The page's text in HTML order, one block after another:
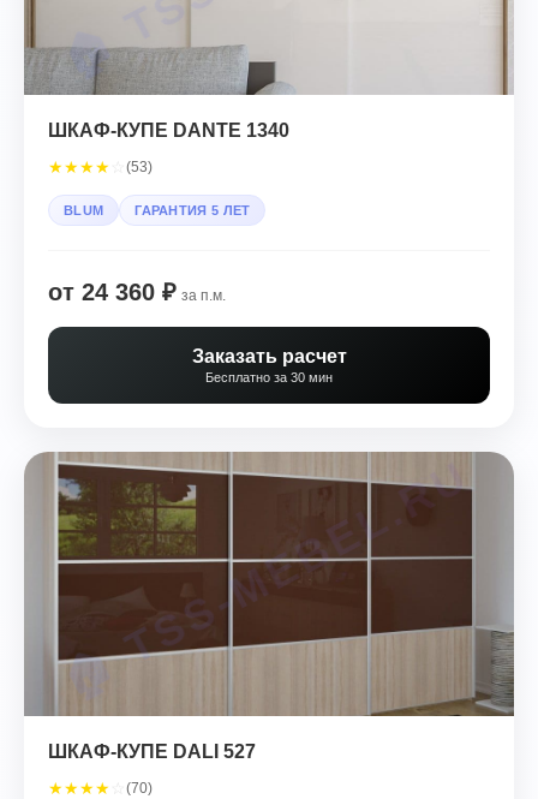
ШКАФ-КУПЕ DANTE 1340
★★★★ (53)
BLUM ГАРАНТИЯ 5 ЛЕТ
от 24 360 ₽ за п.м.
Заказать расчет
Бесплатно за 30 мин
ШКАФ-КУПЕ DALI 527
★★★★ (70)